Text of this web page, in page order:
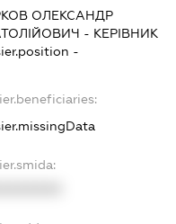
ОЛЕКСАНДР
- КЕРІВНИК
-